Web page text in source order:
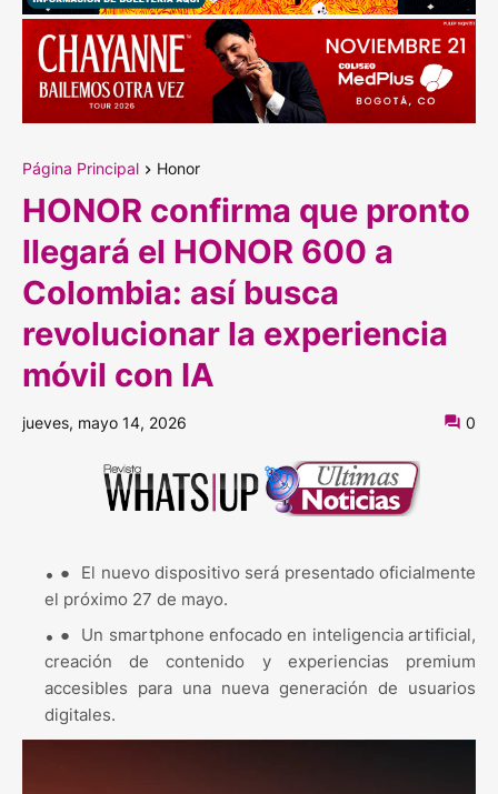
Página Principal Honor
HONOR confirma que pronto
llegará el HONOR 600 a
Colombia: así busca
revolucionar la experiencia
móvil con IA
jueves, mayo 14, 2026 0
●
El nuevo dispositivo será presentado oficialmente
el próximo 27 de mayo.
●
Un smartphone enfocado en inteligencia artificial,
creación de contenido y experiencias premium
accesibles para una nueva generación de usuarios
digitales.